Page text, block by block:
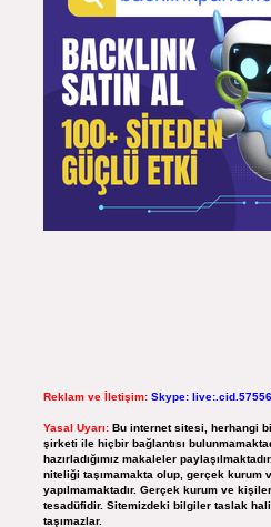
Reklam ve İletişim: Skype:
Yasal Uyarı: Bu internet sitesi, herhangi
şirketi ile hiçbir bağlantısı
hazırladığımız makaleler
niteliği taşımamakta olup, gerçek kurum
yapılmamaktadır. Gerçek kurum ve
tesadüfidir. Sitemizdeki bilgiler taslak
taşımazlar.